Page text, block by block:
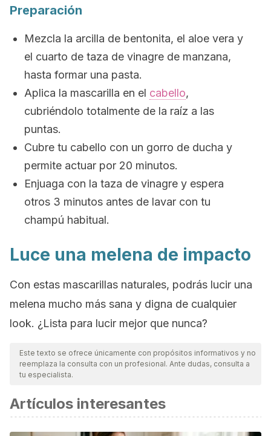
Preparación
Mezcla la arcilla de bentonita, el aloe vera y
el cuarto de taza de vinagre de manzana,
hasta formar una pasta.
Aplica la mascarilla en el cabello,
cubriéndolo totalmente de la raíz a las
puntas.
Cubre tu cabello con un gorro de ducha y
permite actuar por 20 minutos.
Enjuaga con la taza de vinagre y espera
otros 3 minutos antes de lavar con tu
champú habitual.
Luce una melena de impacto
Con estas mascarillas naturales, podrás lucir una
melena mucho más sana y digna de cualquier
look. ¿Lista para lucir mejor que nunca?
Este texto se ofrece únicamente con propósitos informativos y no
reemplaza la consulta con un profesional. Ante dudas, consulta a
tu especialista.
Artículos interesantes